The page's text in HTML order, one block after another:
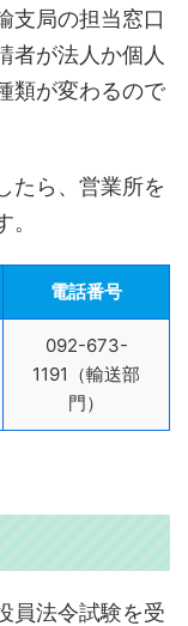
支局の担当窓口
者が法人か個人
類が変わるので
たら、営業所を
電話番号
092-673-
1191（輸送部
門）
員法令試験を受